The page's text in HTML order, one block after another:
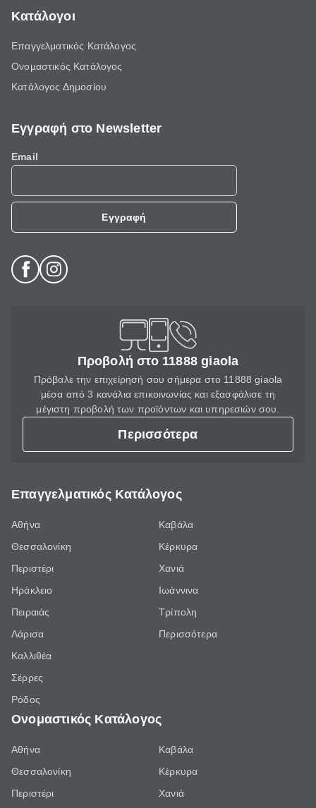
Κατάλογοι
Επαγγελματικός Κατάλογος
Ονομαστικός Κατάλογος
Κατάλογος Δημοσίου
Εγγραφή στο Newsletter
Email
Εγγραφή
Προβολή στο 11888 giaola
Πρόβαλε την επιχείρησή σου σήμερα στο 11888 giaola
μέσα από 3 κανάλια επικοινωνίας και εξασφάλισε τη
μέγιστη προβολή των προϊόντων και υπηρεσιών σου.
Περισσότερα
Επαγγελματικός Κατάλογος
Αθήνα
Θεσσαλονίκη
Περιστέρι
Ηράκλειο
Πειραιάς
Λάρισα
Καλλιθέα
Σέρρες
Ρόδος
Καβάλα
Κέρκυρα
Χανιά
Ιωάννινα
Τρίπολη
Περισσότερα
Ονομαστικός Κατάλογος
Αθήνα
Θεσσαλονίκη
Περιστέρι
Καβάλα
Κέρκυρα
Χανιά